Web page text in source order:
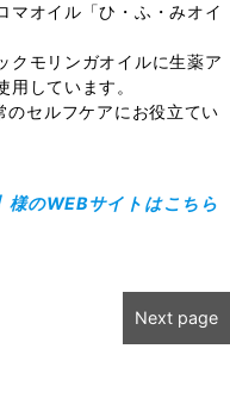
オイル「ひ・ふ・みオイ
クモリンガオイルに生薬ア
しています。
セルフケアにお役立てい
様のWEBサイトはこちら
Next page